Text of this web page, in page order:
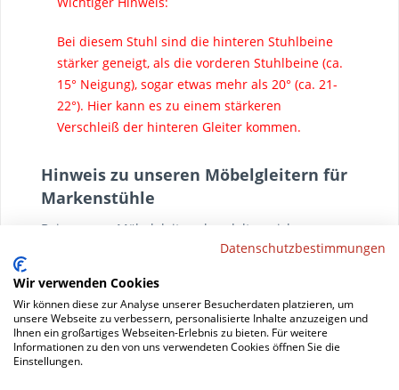
Bei diesem Stuhl sind die hinteren Stuhlbeine
stärker geneigt, als die vorderen Stuhlbeine (ca.
15° Neigung), sogar etwas mehr als 20° (ca. 21-
22°). Hier kann es zu einem stärkeren
Verschleiß der hinteren Gleiter kommen.
Hinweis zu unseren Möbelgleitern für
Markenstühle
Bei unseren Möbelgleitern handelt es sich um
Universalgleiter. Um Ihnen den Einkauf zu
unserer Gleiter zu den Markenstühlen
vorgenommen. Diese Zuordnung basiert auf eigenen
Messungen sowie Kundenangaben (Messungen,
Tests etc.). Die Gleiter sind nicht durch die
Datenschutzbestimmungen
Wir verwenden Cookies
Wir können diese zur Analyse unserer Besucherdaten platzieren, um
unsere Webseite zu verbessern, personalisierte Inhalte anzuzeigen und
Ihnen ein großartiges Webseiten-Erlebnis zu bieten. Für weitere
Informationen zu den von uns verwendeten Cookies öffnen Sie die
Einstellungen.